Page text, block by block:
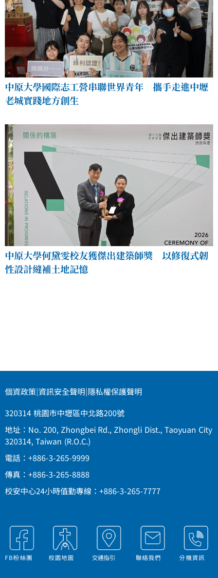
中原大學國際志工營串聯世界青年 攜手走進中壢
老城實踐地方創生
中原大學何黛雯校友獲傑出建築師獎 以修復式韌
性設計縫補土地記憶
個資政策|資訊安全聲明|隱私權保護聲明
320314 桃園市中壢區中北路200號
地址：No. 200, Zhongbei Rd., Zhongli Dist., Taoyuan City
320314, Taiwan (R.O.C.)
電話：+886-3-265-9999
傳真：+886-3-265-8888
校安中心24小時值勤專線：+886-3-265-7777
FB粉絲團 校園地圖 交通指引 聯絡我們 分機資訊